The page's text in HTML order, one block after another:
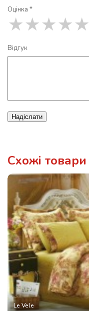
Оцінка *
★
★
★
★
★
Відгук
Надіслати
Схожі товари
Le Vele